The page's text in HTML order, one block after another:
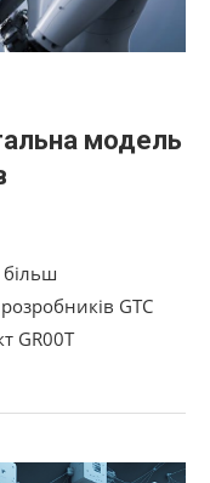
модель
GTC
GR00T